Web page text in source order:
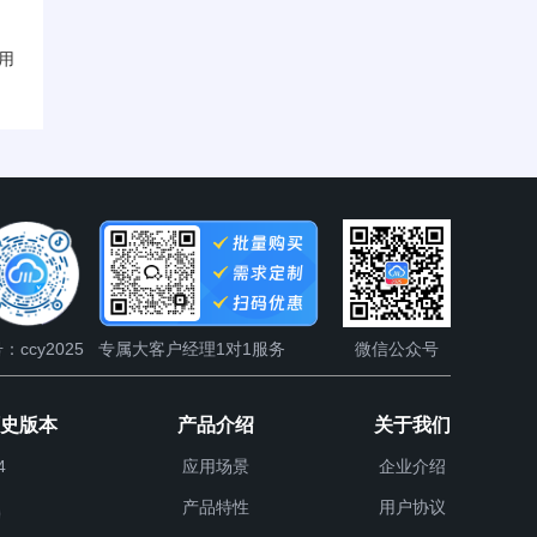
：ccy2025 专属大客户经理1对1服务 微信公众号
关于我们
企业介绍
用户协议
产品介绍
应用场景
产品特性
版本